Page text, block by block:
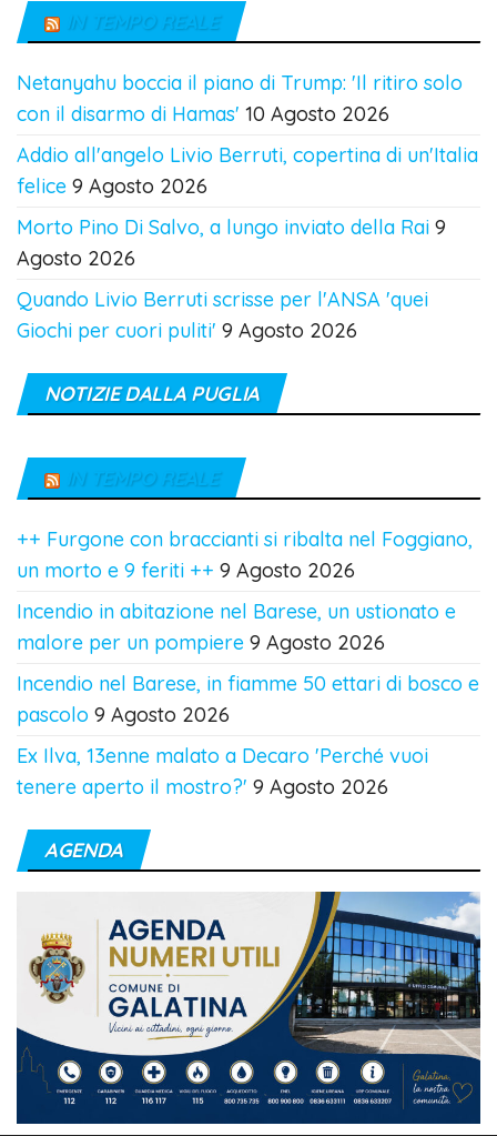
IN TEMPO REALE
Netanyahu boccia il piano di Trump: 'Il ritiro solo
con il disarmo di Hamas' 10 Agosto 2026
Addio all'angelo Livio Berruti, copertina di un'Italia
felice 9 Agosto 2026
Morto Pino Di Salvo, a lungo inviato della Rai 9
Agosto 2026
Quando Livio Berruti scrisse per l'ANSA 'quei
Giochi per cuori puliti' 9 Agosto 2026
NOTIZIE DALLA PUGLIA
IN TEMPO REALE
++ Furgone con braccianti si ribalta nel Foggiano,
un morto e 9 feriti ++ 9 Agosto 2026
Incendio in abitazione nel Barese, un ustionato e
malore per un pompiere 9 Agosto 2026
Incendio nel Barese, in fiamme 50 ettari di bosco e
pascolo 9 Agosto 2026
Ex Ilva, 13enne malato a Decaro 'Perché vuoi
tenere aperto il mostro?' 9 Agosto 2026
AGENDA